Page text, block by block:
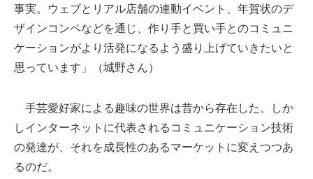
事実。ウェブとリアル店舗の連動イベント、年賀状のデ
ザインコンペなどを通じ、作り手と買い手とのコミュニ
ケーションがより活発になるよう盛り上げていきたいと
思っています」（城野さん）
手芸愛好家による趣味の世界は昔から存在した。しか
しインターネットに代表されるコミュニケーション技術
の発達が、それを成長性のあるマーケットに変えつつあ
るのだ。